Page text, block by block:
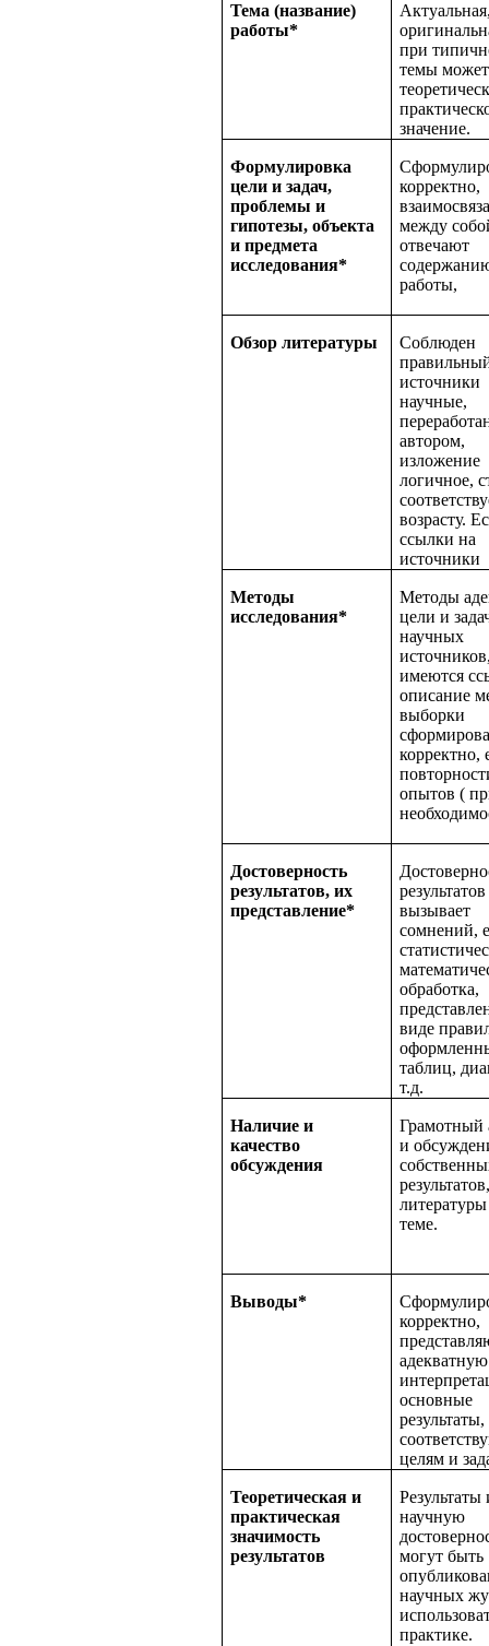
Тема (название)
работы*
при
темы
значение.
Формулировка
цели и задач,
проблемы и
гипотезы, объекта
и предмета
исследования*
корректно,
между
отвечают
работы,
Обзор литературы
Соблюден
источники
научные,
автором,
изложение
логичное,
возрасту.
ссылки на
источники
Методы
исследования*
Методы
цели и
научных
имеются
описание
выборки
корректно,
опытов (
Достоверность
результатов, их
представление*
вызывает
сомнений,
обработка,
виде
таблиц,
т.д.
Наличие и
качество
обсуждения
Грамотный
и
теме.
Выводы*
корректно,
адекватную
основные
результаты,
целям и
Теоретическая и
практическая
значимость
результатов
научную
могут быть
научных
практике.